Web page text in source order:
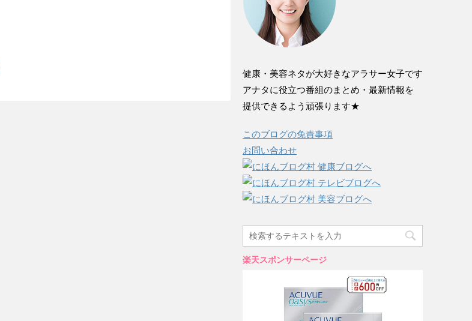
健康・美容ネタが大好きなアラサー女子です
アナタに役立つ番組のまとめ・最新情報を
提供できるよう頑張ります★
このブログの免責事項
お問い合わせ
楽天スポンサーページ